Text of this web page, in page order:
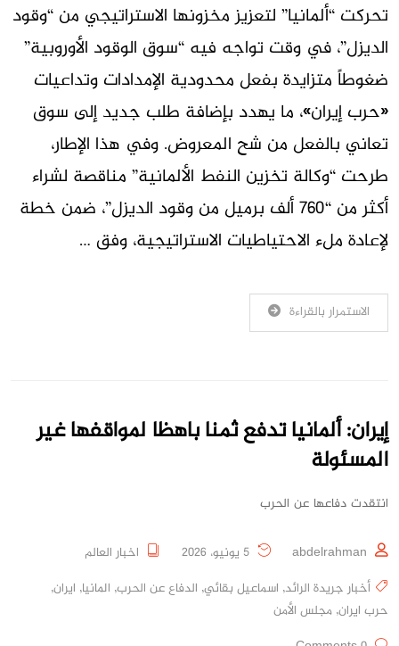
تحركت “ألمانيا” لتعزيز مخزونها الاستراتيجي من “وقود
الديزل”، في وقت تواجه فيه “سوق الوقود الأوروبية”
ضغوطاً متزايدة بفعل محدودية الإمدادات وتداعيات
«حرب إيران»، ما يهدد بإضافة طلب جديد إلى سوق
تعاني بالفعل من شح المعروض. وفي هذا الإطار،
طرحت “وكالة تخزين النفط الألمانية” مناقصة لشراء
أكثر من “760 ألف برميل من وقود الديزل”، ضمن خطة
لإعادة ملء الاحتياطيات الاستراتيجية، وفق …
الاستمرار بالقراءة
إيران: ألمانيا تدفع ثمنا باهظا لمواقفها غير
المسئولة
انتقدت دفاعها عن الحرب
abdelrahman
اخبار العالم
أخبار جريدة الرائد, اسماعيل بقائي, الدفاع عن الحرب, المانيا, ايران,
حرب ايران, مجلس الأمن